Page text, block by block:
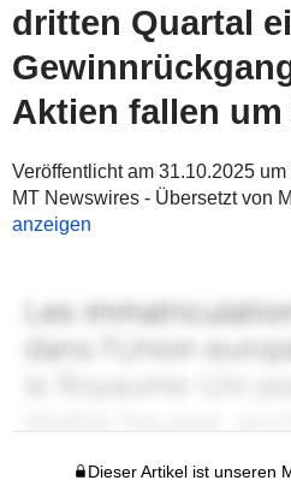
dritten Quartal
Aktien fallen um
Veröffentlicht am 31.10.2025 um
MT Newswires - Übersetzt von
anzeigen
Dieser Artikel ist unseren